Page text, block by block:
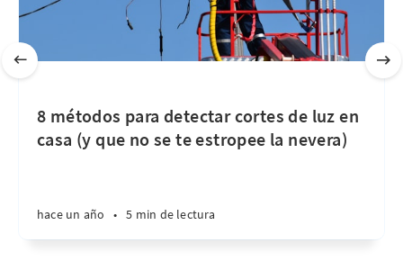
8 métodos para detectar cortes de luz en
casa (y que no se te estropee la nevera)
hace un año • 5 min de lectura